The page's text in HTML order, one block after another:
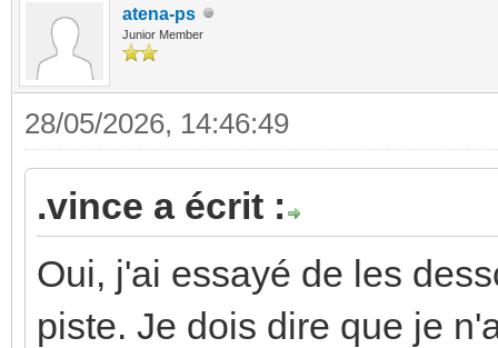
atena-ps
Junior Member
28/05/2026, 14:46:49
.vince a écrit :
Oui, j'ai essayé de les
piste. Je dois dire que je